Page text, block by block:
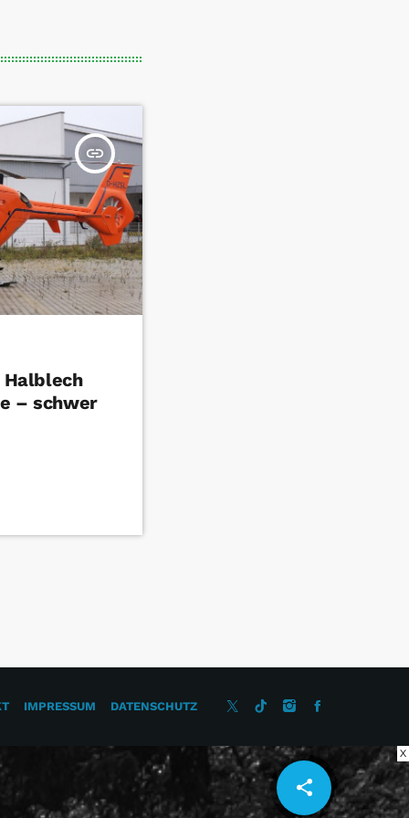
share
email
insert_link
– schwer
IMPRESSUM DATENSCHUTZ
X